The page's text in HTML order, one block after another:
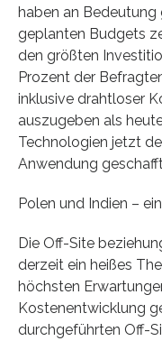
haben an Bedeutung
geplanten Budgets
den größten
Prozent der
inklusive drahtloser
auszugeben als
Technologien jetzt
Anwendung
Polen und Indien –
Die Off-Site
derzeit ein heißes
höchsten
Kostenentwicklung
durchgeführten Off-